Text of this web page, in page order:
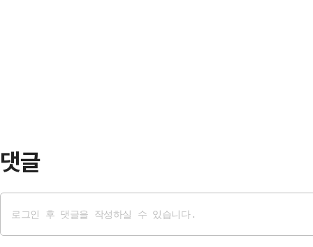
댓글